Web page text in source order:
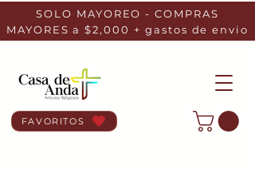
SOLO MAYOREO - COMPRAS
MAYORES a $2,000 + gastos de envio
FAVORITOS